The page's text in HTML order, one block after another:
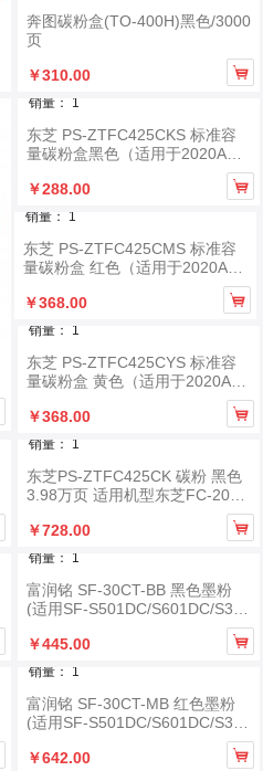
奔图碳粉盒(TO-400H)黑色/3000
页
￥310.00

销量： 1
东芝 PS-ZTFC425CKS 标准容
量碳粉盒黑色（适用于2020AC/2
￥288.00

销量： 1
东芝 PS-ZTFC425CMS 标准容
量碳粉盒 红色（适用于2020AC/
￥368.00

销量： 1
东芝 PS-ZTFC425CYS 标准容
量碳粉盒 黄色（适用于2020AC/
￥368.00

销量： 1
东芝PS-ZTFC425CK 碳粉 黑色
3.98万页 适用机型东芝FC-2020
AC/2520AC/2525AC/3025AC/3
525AC/4525AC/5525AC/6525A
C
￥728.00 
销量： 1
富润铭 SF-30CT-BB 黑色墨粉
(适用SF-S501DC/S601DC/S351
RC/S401RC/S262RC/S312RC
机型) 约20000页
￥445.00 
销量： 1
富润铭 SF-30CT-MB 红色墨粉
(适用SF-S501DC/S601DC/S351
RC/S401RC/S262RC/S312RC
机型) 约12000页
￥642.00 